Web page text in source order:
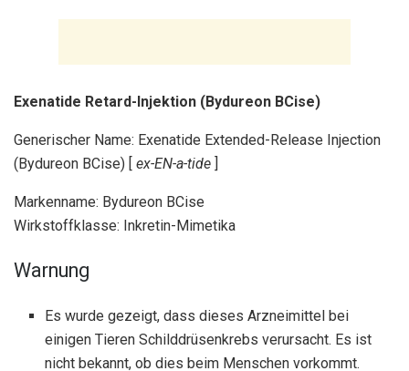
Exenatide Retard-Injektion (Bydureon BCise)
Generischer Name: Exenatide Extended-Release Injection
(Bydureon BCise) [ ex-EN-a-tide ]
Markenname: Bydureon BCise
Wirkstoffklasse: Inkretin-Mimetika
Warnung
Es wurde gezeigt, dass dieses Arzneimittel bei
einigen Tieren Schilddrüsenkrebs verursacht. Es ist
nicht bekannt, ob dies beim Menschen vorkommt.